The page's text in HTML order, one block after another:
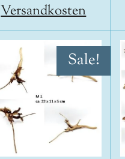
Versandkosten
Sale!